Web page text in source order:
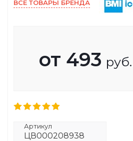
ВСЕ ТОВАРЫ БРЕНДА
от 493 руб.
Артикул
ЦВ000208938